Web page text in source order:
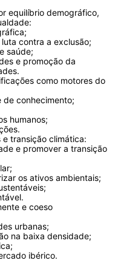
equilíbrio demográfico,
contra a exclusão;
saúde;
e promoção da
como motores do
de conhecimento;
humanos;
transição climática:
e promover a transição
os ativos ambientais;
e coeso
urbanas;
na baixa densidade;
ibérico.